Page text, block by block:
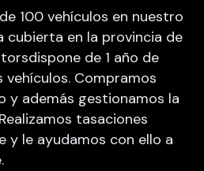
100 vehículos en nuestro
cubierta en la provincia de
de 1 año de
Compramos
y además gestionamos la
tasaciones
y le ayudamos con ello a